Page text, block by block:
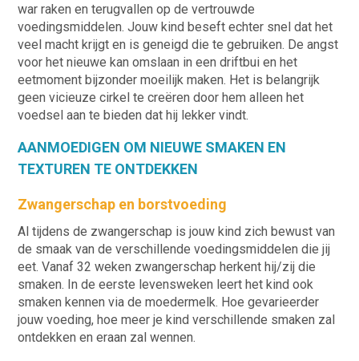
war raken en terugvallen op de vertrouwde
voedingsmiddelen. Jouw kind beseft echter snel dat het
veel macht krijgt en is geneigd die te gebruiken. De angst
voor het nieuwe kan omslaan in een driftbui en het
eetmoment bijzonder moeilijk maken. Het is belangrijk
geen vicieuze cirkel te creëren door hem alleen het
voedsel aan te bieden dat hij lekker vindt.
AANMOEDIGEN OM NIEUWE SMAKEN EN
TEXTUREN TE ONTDEKKEN
Zwangerschap en borstvoeding
Al tijdens de zwangerschap is jouw kind zich bewust van
de smaak van de verschillende voedingsmiddelen die jij
eet. Vanaf 32 weken zwangerschap herkent hij/zij die
smaken. In de eerste levensweken leert het kind ook
smaken kennen via de moedermelk. Hoe gevarieerder
jouw voeding, hoe meer je kind verschillende smaken zal
ontdekken en eraan zal wennen.